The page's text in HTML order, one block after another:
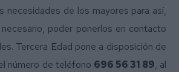
necesidades de los mayores para así,
poder ponerlos en contacto
Tercera Edad pone a disposición de
número de teléfono 696 56 31 89, al